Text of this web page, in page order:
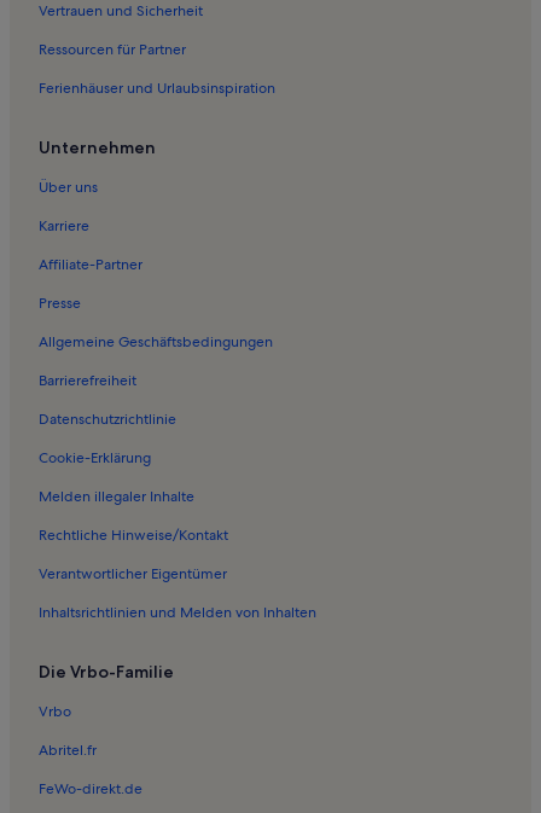
Ferienwohnungen in Idalp
Ferienwohnungen in Skigebiet St. Christoph am Arlberg
Fimbabahn
Ferienwohnungen in Lattejoch
Ferienwohnungen in See
Ferienwohnungen in Gampbergbahn
Ferienwohnungen in Riffelbahn II
Ferienwohnungen in Ischgl
Ferienwohnungen in Silvretta Arena
Ferienwohnungen in Sankt Christoph am Arlberg
Ferienwohnungen in Velilleckbahn
Ferienwohnungen in Riffelbahn I
Ferienwohnungen in Galzigbahn
Ferienwohnungen in Pardatschgratbahn
Ferienwohnungen in Steeg
Vertrauen und Sicherheit
Ressourcen für Partner
Ferienhäuser und Urlaubsinspiration
Unternehmen
Über uns
Karriere
Affiliate-Partner
Presse
Allgemeine Geschäftsbedingungen
Barrierefreiheit
Datenschutzrichtlinie
Cookie-Erklärung
Melden illegaler Inhalte
Rechtliche Hinweise/Kontakt
Verantwortlicher Eigentümer
Inhaltsrichtlinien und Melden von Inhalten
Die Vrbo-Familie
Vrbo
Abritel.fr
FeWo-direkt.de